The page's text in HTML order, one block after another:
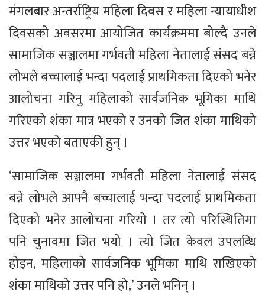
मंगलबार अन्तर्राष्ट्रिय महिला दिवस र महिला न्यायाधीश
दिवसको अवसरमा आयोजित कार्यक्रममा बोल्दै उनले
सामाजिक सञ्जालमा गर्भवती महिला नेतालाई संसद बन्ने
लोभले बच्चालाई भन्दा पदलाई प्राथमिकता दिएको भनेर
आलोचना गरिनु महिलाको सार्वजनिक भूमिका माथि
गरिएको शंका मात्र भएको र उनको जित शंका माथिको
उत्तर भएको बताएकी हुन् ।
‘सामाजिक सञ्जालमा गर्भवती महिला नेतालाई संसद
बन्ने लोभले आफ्नै बच्चालाई भन्दा पदलाई प्राथमिकता
दिएको भनेर आलोचना गरियोे । तर त्यो परिस्थितिमा
पनि चुनावमा जित भयो । त्यो जित केवल उपलव्धि
होइन, महिलाको सार्वजनिक भूमिका माथि राखिएको
शंका माथिको उत्तर पनि हो,’ उनले भनिन् ।